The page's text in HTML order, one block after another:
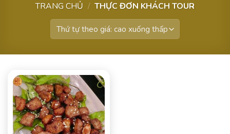
TRANG CHỦ / THỰC ĐƠN KHÁCH TOUR